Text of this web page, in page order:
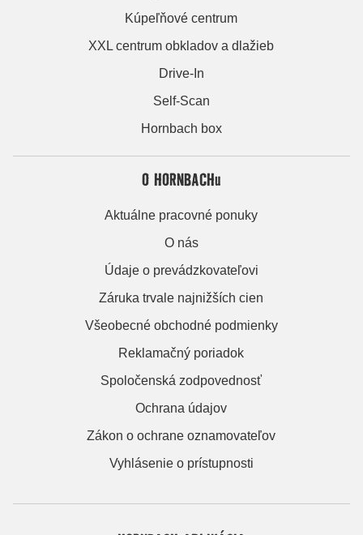
Kúpeľňové centrum
XXL centrum obkladov a dlažieb
Drive-In
Self-Scan
Hornbach box
O HORNBACHu
Aktuálne pracovné ponuky
O nás
Údaje o prevádzkovateľovi
Záruka trvale najnižších cien
Všeobecné obchodné podmienky
Reklamačný poriadok
Spoločenská zodpovednosť
Ochrana údajov
Zákon o ochrane oznamovateľov
Vyhlásenie o prístupnosti